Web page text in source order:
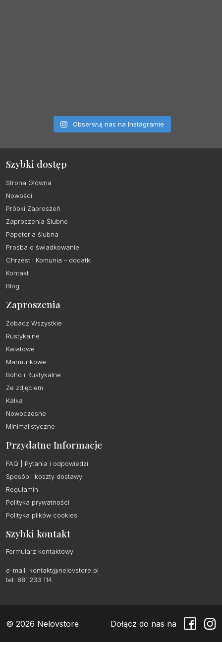
Obserwuj nas na Instagramie
Szybki dostęp
Strona Główna
Nowości
Próbki Zaproszeń
Zaproszenia Ślubne
Papeteria ślubna
Prośba o świadkowanie
Chrzest i Komunia – dodatki
Kontakt
Blog
Zaproszenia
Zobacz Wszystkie
Rustykalne
Kwiatowe
Marmurkowe
Boho i Rustykalne
Ze zdjęciem
Kalka
Nowoczesne
Minimalistyczne
Przydatne Informacje
FAQ | Pytania i odpowiedzi
Sposób i koszty dostawy
Regulamin
Polityka prywatności
Polityka plików cookies
Szybki kontakt
Formularz kontaktowy
e-mail: kontakt@nelovstore.pl
tel: 881 233 114
© 2026 Nelovstore Dołącz do nas na